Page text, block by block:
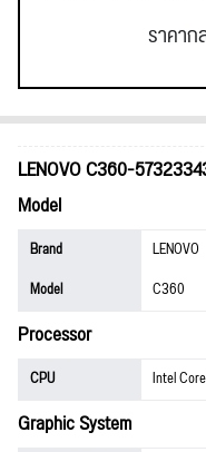
ราคาก
LENOVO C360-
Model
Brand
LENOVO
Model
C360
Processor
CPU Intel
Graphic System